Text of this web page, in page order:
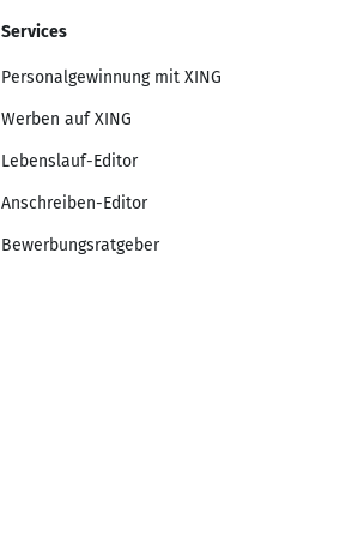
Services
Personalgewinnung mit XING
Werben auf XING
Lebenslauf-Editor
Anschreiben-Editor
Bewerbungsratgeber